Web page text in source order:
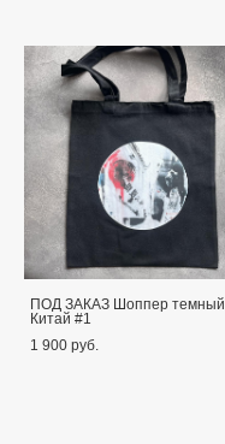
ПОД ЗАКАЗ Шоппер темный
Китай #1
1 900 pуб.